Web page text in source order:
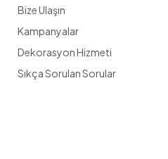
Bize Ulaşın
Kampanyalar
Dekorasyon Hizmeti
Sıkça Sorulan Sorular